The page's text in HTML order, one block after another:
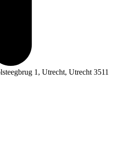
1, Utrecht, Utrecht 3511